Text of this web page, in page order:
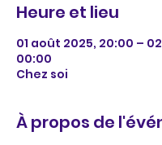
Heure et lieu
01 août 2025, 20:00 –
00:00
Chez soi
À propos de